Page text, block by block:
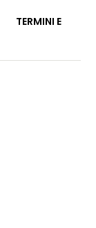
TERMINI E